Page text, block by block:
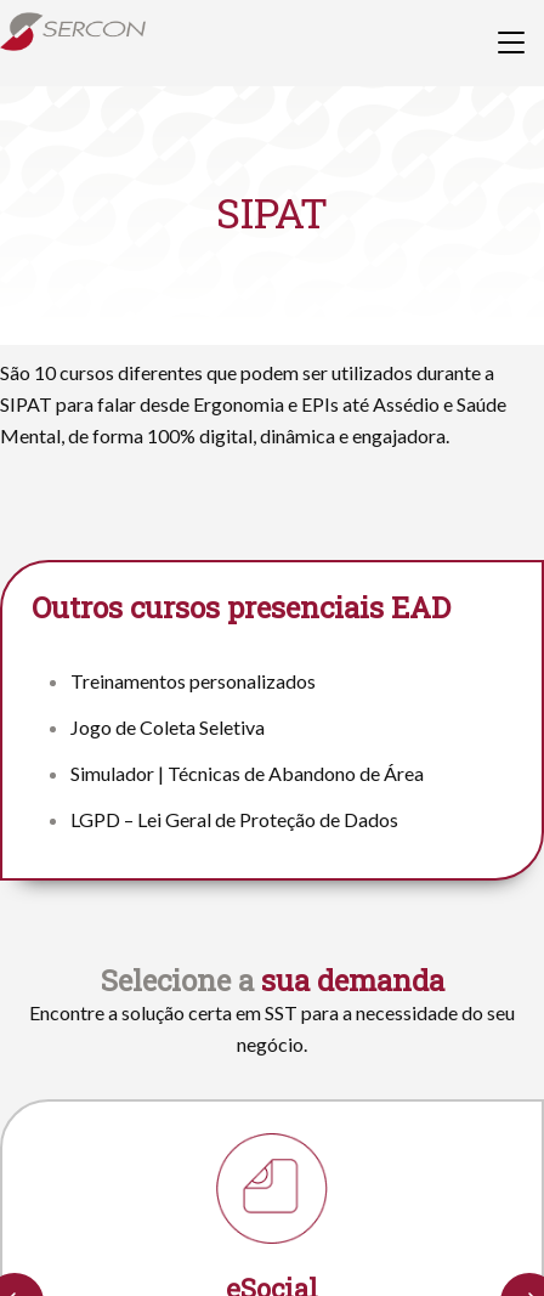
SIPAT
São 10 cursos diferentes que podem ser utilizados durante a
SIPAT para falar desde Ergonomia e EPIs até Assédio e Saúde
Mental, de forma 100% digital, dinâmica e engajadora.
Outros cursos presenciais EAD
Treinamentos personalizados
Jogo de Coleta Seletiva
Simulador | Técnicas de Abandono de Área
LGPD – Lei Geral de Proteção de Dados
Selecione asua demanda
Encontre a solução certa em SST para a necessidade do seu
negócio.
eSocial